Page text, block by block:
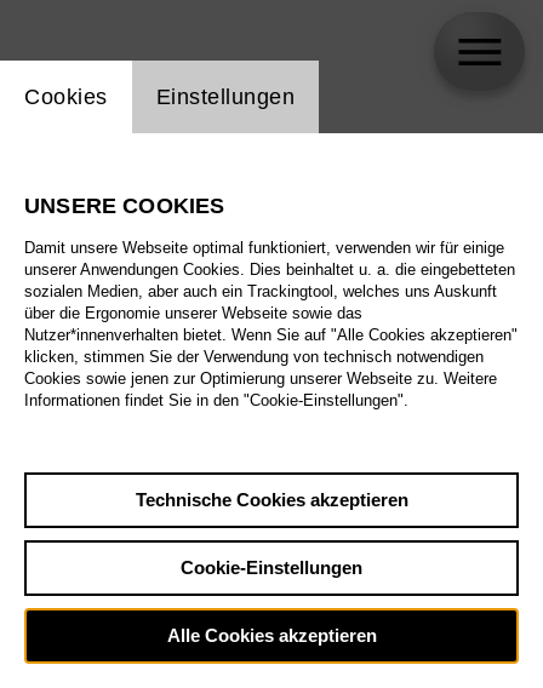
Einstellung Website Cookie
Cookies Einstellungen
UNSERE COOKIES
Damit unsere Webseite optimal funktioniert, verwenden wir für einige
unserer Anwendungen Cookies. Dies beinhaltet u. a. die eingebetteten
sozialen Medien, aber auch ein Trackingtool, welches uns Auskunft
über die Ergonomie unserer Webseite sowie das
Nutzer*innenverhalten bietet. Wenn Sie auf "Alle Cookies akzeptieren"
klicken, stimmen Sie der Verwendung von technisch notwendigen
Cookies sowie jenen zur Optimierung unserer Webseite zu. Weitere
Informationen findet Sie in den "Cookie-Einstellungen".
Technische Cookies akzeptieren
Cookie-Einstellungen
Alle Cookies akzeptieren